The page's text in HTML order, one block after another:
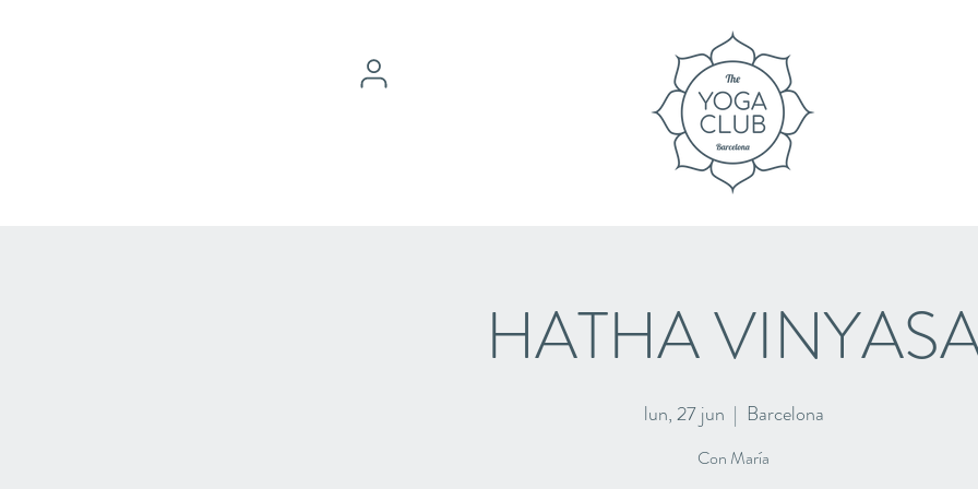
HATHA
lun, 27 jun
  |
Barcelona
Con María